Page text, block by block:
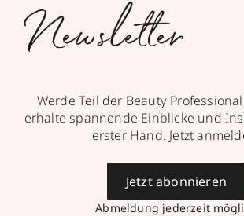
Newsletter
Werde Teil der Beauty
erhalte spannende Einblicke und
erster Hand. Jetzt
Abmeldung jederzeit
Jetzt abonnieren